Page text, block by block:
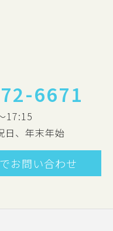
6671
17:15
日、年末年始
お問い合わせ